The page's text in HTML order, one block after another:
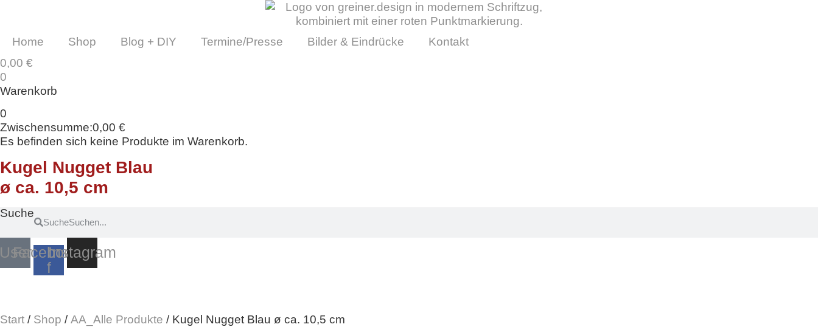
Home Shop Blog + DIY Termine/Presse Bilder & Eindrücke
Kontakt
0,00 €
0
Warenkorb
0
Zwischensumme:0,00 €
Es befinden sich keine Produkte im Warenkorb.
Kugel Nugget Blau
ø ca. 10,5 cm
Suche
Suche
Facebook-
f
Instagram
Start / Shop /AA_Alle Produkte / Kugel Nugget Blau ø ca. 10,5 cm